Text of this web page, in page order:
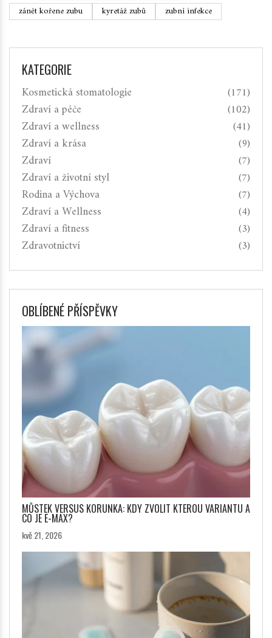
zánět kořene zubu
kyretáž zubů zubní infekce
KATEGORIE
Kosmetická stomatologie (171)
Zdraví a péče (102)
Zdraví a wellness (41)
Zdraví a krása (9)
Zdraví (7)
Zdraví a životní styl (7)
Rodina a Výchova (7)
Zdraví a Wellness (4)
Zdraví a fitness (3)
Zdravotnictví (3)
OBLÍBENÉ PŘÍSPĚVKY
MŮSTEK VERSUS KORUNKA: KDY ZVOLIT KTEROU VARIANTU A
CO JE E-MAX?
kvě 21, 2026